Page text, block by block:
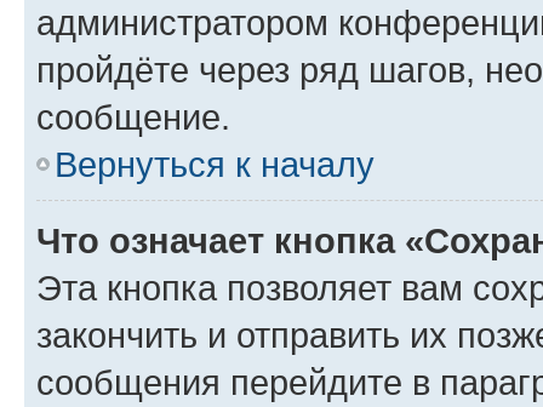
администратором
пройдёте через ряд шагов,
сообщение.
Вернуться к началу
Что означает кнопка
Эта кнопка позволяет вам
закончить и отправить их
сообщения перейдите в